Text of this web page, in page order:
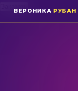
ВЕРОНИКА РУБАН